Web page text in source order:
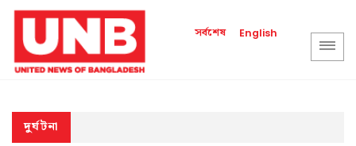
সর্বশেষ English
দুর্ঘটনা